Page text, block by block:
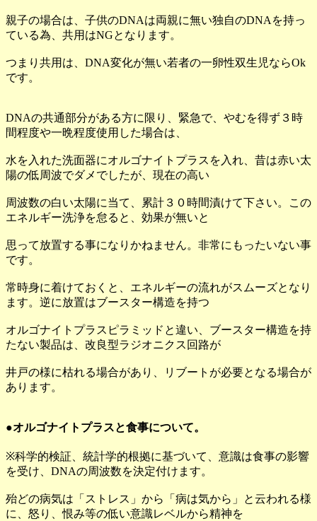
親子の場合は、子供のDNAは両親に無い独自のDNAを持っ
ている為、共用はNGとなります。
つまり共用は、DNA変化が無い若者の一卵性双生児ならOk
です。
DNAの共通部分がある方に限り、緊急で、やむを得ず３時
間程度や一晩程度使用した場合は、
水を入れた洗面器にオルゴナイトプラスを入れ、昔は赤い太
陽の低周波でダメでしたが、現在の高い
周波数の白い太陽に当て、累計３０時間漬けて下さい。この
エネルギー洗浄を怠ると、効果が無いと
思って放置する事になりかねません。非常にもったいない事
です。
常時身に着けておくと、エネルギーの流れがスムーズとなり
ます。逆に放置はブースター構造を持つ
オルゴナイトプラスピラミッドと違い、ブースター構造を持
たない製品は、改良型ラジオニクス回路が
井戸の様に枯れる場合があり、リブートが必要となる場合が
あります。
●オルゴナイトプラスと食事について。
※科学的検証、統計学的根拠に基づいて、意識は食事の影響
を受け、DNAの周波数を決定付けます。
殆どの病気は「ストレス」から「病は気から」と云われる様
に、怒り、恨み等の低い意識レベルから精神を